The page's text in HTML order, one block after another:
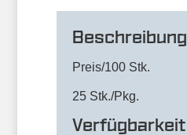
Beschreibung
Preis/100 Stk.
25 Stk./Pkg.
Verfügbarkeit